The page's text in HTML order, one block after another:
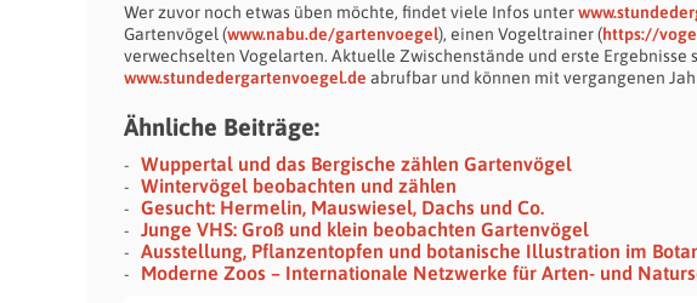
Wer zuvor noch etwas üben möchte, findet viele Infos unter
Gartenvögel (www.nabu.de/gartenvoegel), einen Vogeltrainer (https://
verwechselten Vogelarten. Aktuelle Zwischenstände und erste Ergebnisse
www.stundedergartenvoegel.de abrufbar und können mit vergangenen
Ähnliche Beiträge:
Wuppertal und das Bergische zählen Gartenvögel
Wintervögel beobachten und zählen
Gesucht: Hermelin, Mauswiesel, Dachs und Co.
Junge VHS: Groß und klein beobachten Gartenvögel
Ausstellung, Pflanzentopfen und botanische Illustration im
Moderne Zoos – Internationale Netzwerke für Arten- und